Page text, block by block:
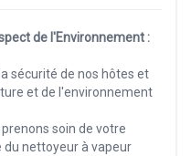
de l'Environnement :
sécurité de nos hôtes et
et de l'environnement
soin de votre
du nettoyeur à vapeur